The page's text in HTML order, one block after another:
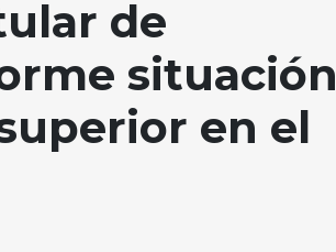
de
situación
en el